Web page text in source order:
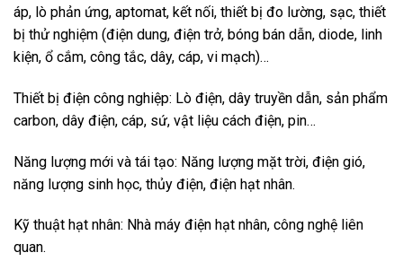
áp, lò phản ứng, aptomat, kết nối, thiết bị đo lường, sạc, thiết
bị thử nghiệm (điện dung, điện trở, bóng bán dẫn, diode, linh
kiện, ổ cắm, công tắc, dây, cáp, vi mạch)…
Thiết bị điện công nghiệp: Lò điện, dây truyền dẫn, sản phẩm
carbon, dây điện, cáp, sứ, vật liệu cách điện, pin…
Năng lượng mới và tái tạo: Năng lượng mặt trời, điện gió,
năng lượng sinh học, thủy điện, điện hạt nhân.
Kỹ thuật hạt nhân: Nhà máy điện hạt nhân, công nghệ liên
quan.